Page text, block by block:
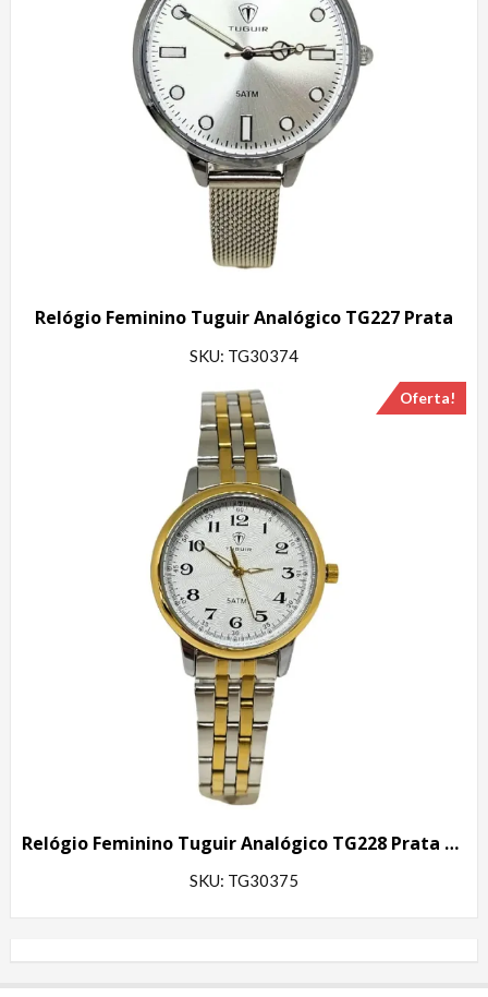
Relógio Feminino Tuguir Analógico TG227 Prata
SKU: TG30374
Oferta!
Relógio Feminino Tuguir Analógico TG228 Prata e Dourado
SKU: TG30375